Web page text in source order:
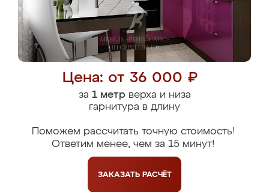
Цена: от 36 000 ₽
за 1 метрверха и низа
гарнитура в длину
Поможем рассчитать точную стоимость!
Ответим менее, чем за 15 минут!
ЗАКАЗАТЬ РАСЧЁТ